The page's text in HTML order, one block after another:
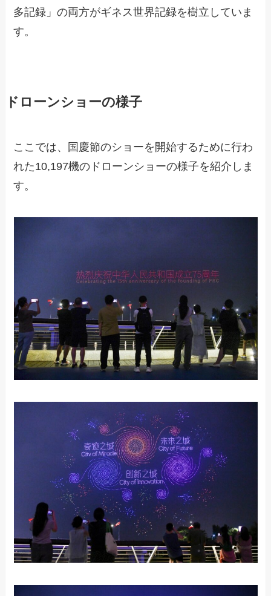
多記録」の両方がギネス世界記録を樹立していま
す。
ドローンショーの様子
ここでは、国慶節のショーを開始するために行わ
れた10,197機のドローンショーの様子を紹介しま
す。